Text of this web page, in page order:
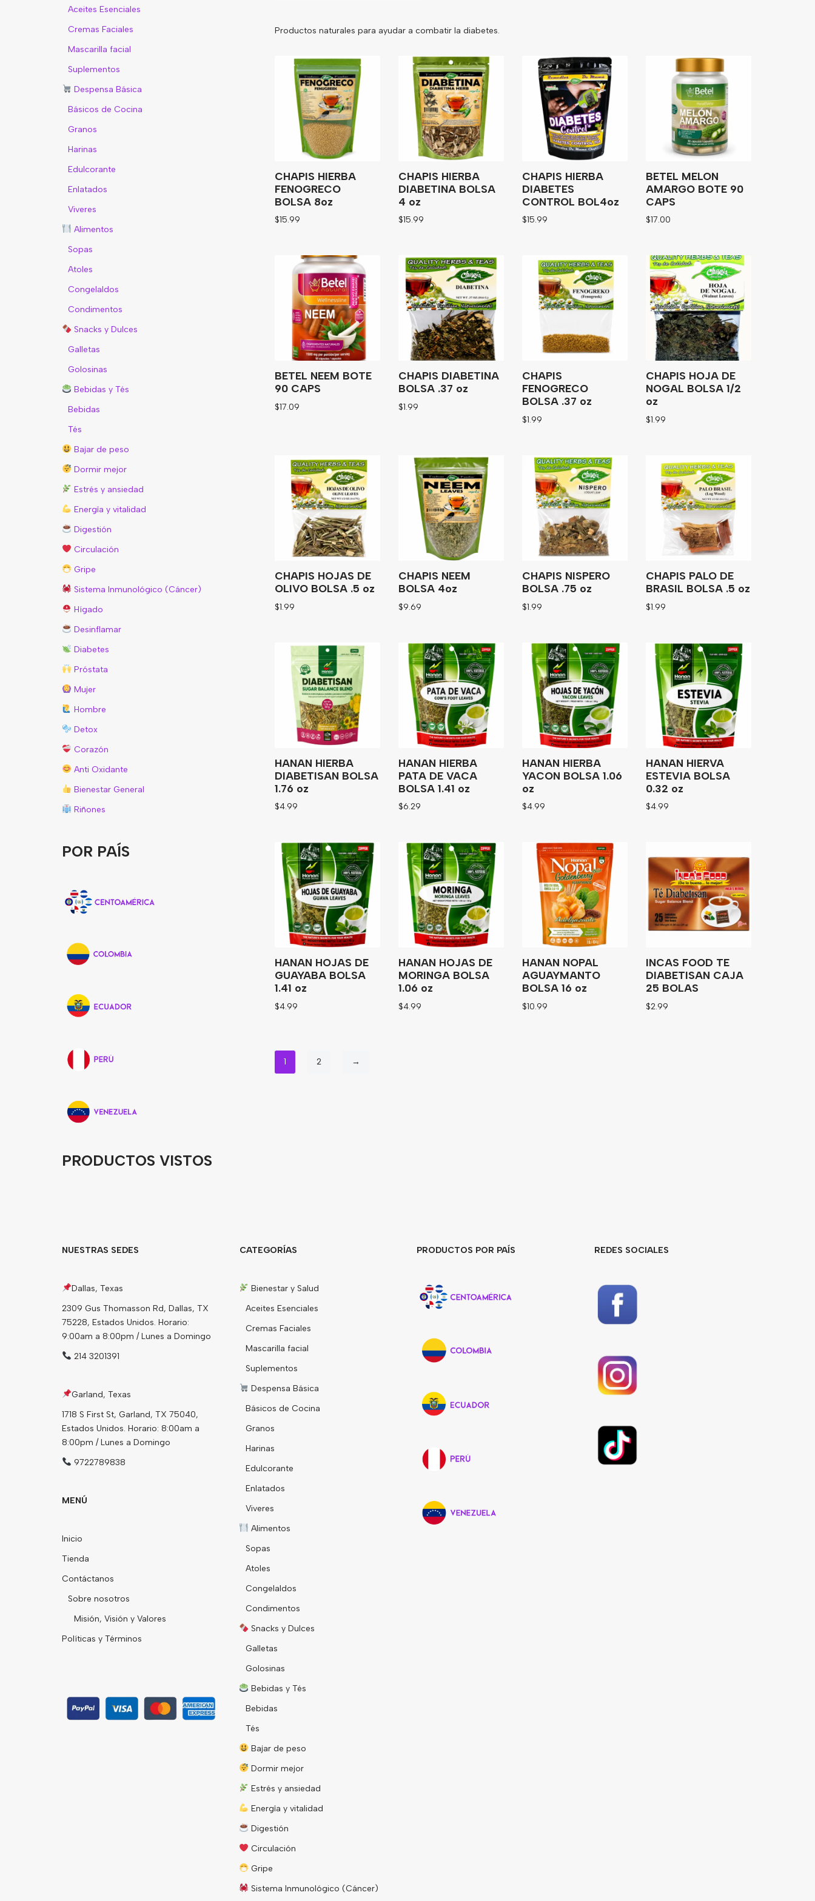
Aceites Esenciales
Cremas Faciales
Mascarilla facial
Suplementos
Despensa Básica
Básicos de Cocina
Granos
Harinas
Edulcorante
Enlatados
Viveres
Alimentos
Sopas
Atoles
Congelaldos
Condimentos
Snacks y Dulces
Galletas
Golosinas
Bebidas y Tés
Bebidas
Tés
Bajar de peso
Dormir mejor
Estrés y ansiedad
Energîa y vitalidad
Digestión
Circulación
Gripe
Sistema Inmunológico (Cáncer)
Hígado
Desinflamar
Diabetes
Próstata
Mujer
Hombre
Detox
Corazón
Anti Oxidante
Bienestar General
Riñones
POR PAÍS
PRODUCTOS VISTOS
Productos naturales para ayudar a combatir la diabetes.
CHAPIS HIERBA
FENOGRECO
BOLSA 8oz
$15.99
CHAPIS HIERBA
DIABETINA BOLSA
4 oz
$15.99
CHAPIS HIERBA
DIABETES
CONTROL BOL4oz
$15.99
BETEL MELON
AMARGO BOTE 90
CAPS
$17.00
BETEL NEEM BOTE
90 CAPS
$17.09
CHAPIS DIABETINA
BOLSA .37 oz
$1.99
CHAPIS
FENOGRECO
BOLSA .37 oz
$1.99
CHAPIS HOJA DE
NOGAL BOLSA 1/2
oz
$1.99
CHAPIS HOJAS DE
OLIVO BOLSA .5 oz
$1.99
CHAPIS NEEM
BOLSA 4oz
$9.69
CHAPIS NISPERO
BOLSA .75 oz
$1.99
CHAPIS PALO DE
BRASIL BOLSA .5 oz
$1.99
HANAN HIERBA
DIABETISAN BOLSA
1.76 oz
$4.99
HANAN HIERBA
PATA DE VACA
BOLSA 1.41 oz
$6.29
HANAN HIERBA
YACON BOLSA 1.06
oz
$4.99
HANAN HIERVA
ESTEVIA BOLSA
0.32 oz
$4.99
HANAN HOJAS DE
GUAYABA BOLSA
1.41 oz
$4.99
HANAN HOJAS DE
MORINGA BOLSA
1.06 oz
$4.99
HANAN NOPAL
AGUAYMANTO
BOLSA 16 oz
$10.99
INCAS FOOD TE
DIABETISAN CAJA
25 BOLAS
$2.99
1 2 →
NUESTRAS SEDES
Dallas, Texas
2309 Gus Thomasson Rd, Dallas, TX
75228, Estados Unidos. Horario:
9:00am a 8:00pm / Lunes a Domingo
214 3201391
Garland, Texas
1718 S First St, Garland, TX 75040,
Estados Unidos. Horario: 8:00am a
8:00pm / Lunes a Domingo
9722789838
MENÚ
Inicio
Tienda
Contáctanos
Sobre nosotros
Misión, Visión y Valores
Políticas y Términos
CATEGORÍAS
Bienestar y Salud
Aceites Esenciales
Cremas Faciales
Mascarilla facial
Suplementos
Despensa Básica
Básicos de Cocina
Granos
Harinas
Edulcorante
Enlatados
Viveres
Alimentos
Sopas
Atoles
Congelaldos
Condimentos
Snacks y Dulces
Galletas
Golosinas
Bebidas y Tés
Bebidas
Tés
Bajar de peso
Dormir mejor
Estrés y ansiedad
Energîa y vitalidad
Digestión
Circulación
Gripe
Sistema Inmunológico (Cáncer)
PRODUCTOS POR PAÍS REDES SOCIALES